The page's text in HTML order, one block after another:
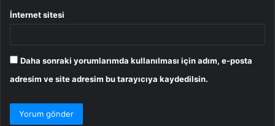
İnternet sitesi
Daha sonraki yorumlarımda kullanılması için adım, e-posta
adresim ve site adresim bu tarayıcıya kaydedilsin.